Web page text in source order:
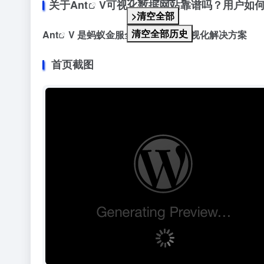
>清空全部
清空全部历史
关于Ant V可视化数据网站靠谱吗？用户如
Ant V 是蚂蚁金服全新一代数据可视化解决方案
首页截图